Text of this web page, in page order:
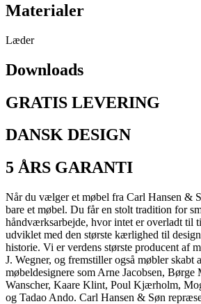
Materialer
Læder
Downloads
GRATIS LEVERING
DANSK DESIGN
5 ÅRS GARANTI
Når du vælger et møbel fra Carl Hansen &
bare et møbel. Du får en stolt tradition for
håndværksarbejde, hvor intet er overladt til
udviklet med den største kærlighed til
historie. Vi er verdens største producent af
J. Wegner, og fremstiller også møbler skabt
møbeldesignere som Arne Jacobsen, Børge
Wanscher, Kaare Klint, Poul Kjærholm,
og Tadao Ando. Carl Hansen & Søn